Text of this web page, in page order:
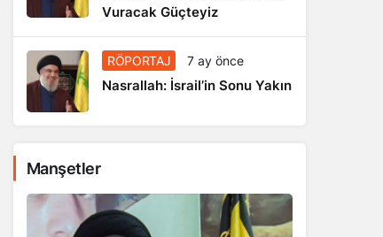
Vuracak Güçteyiz
RÖPORTAJ 7 ay önce
Nasrallah: İsrail’in Sonu Yakın
Manşetler